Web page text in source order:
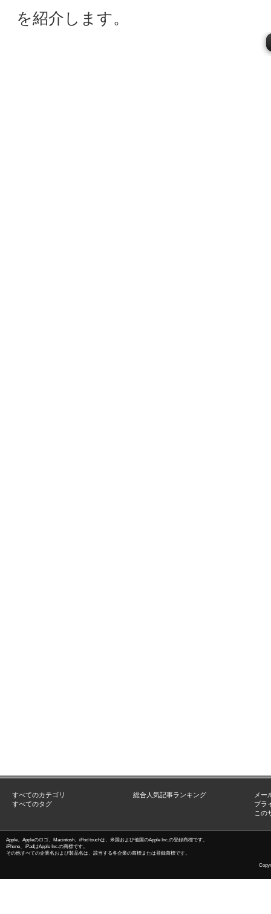
を紹介します。
すべてのカテゴリ
すべてのタグ
総合人気記事ランキング
メー
プラ
この
Apple、Appleのロゴ、Macintosh、iPod touchは、米国および他国のApple Inc.の登録商標です。
iPhone、iPadはApple Inc.の商標です。
その他すべての企業名および製品名は、該当する各企業の商標または登録商標です。